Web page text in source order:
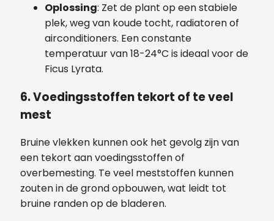
Oplossing: Zet de plant op een stabiele
plek, weg van koude tocht, radiatoren of
airconditioners. Een constante
temperatuur van 18-24°C is ideaal voor de
Ficus Lyrata.
6. Voedingsstoffen tekort of te veel
mest
Bruine vlekken kunnen ook het gevolg zijn van
een tekort aan voedingsstoffen of
overbemesting. Te veel meststoffen kunnen
zouten in de grond opbouwen, wat leidt tot
bruine randen op de bladeren.